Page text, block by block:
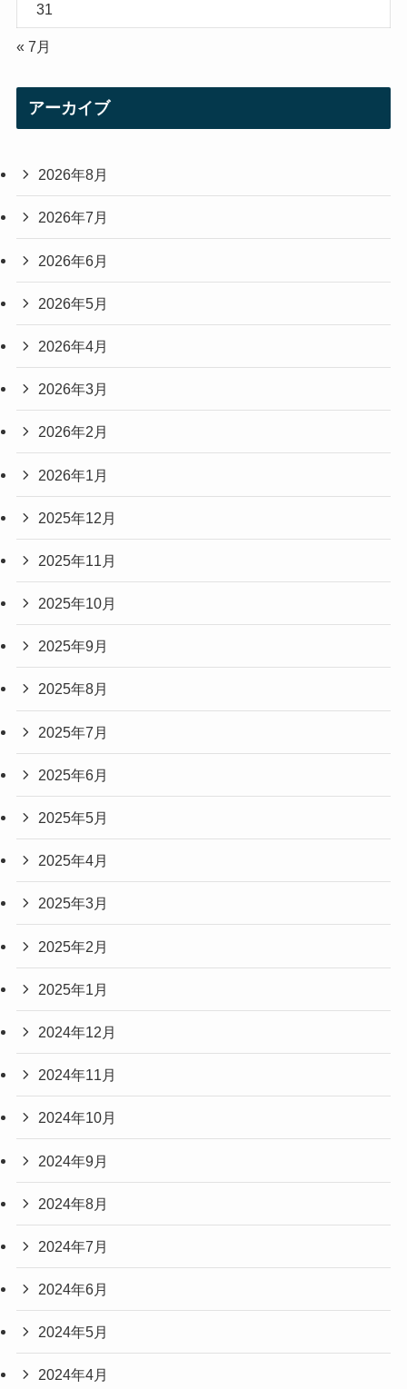
31
« 7月
アーカイブ
2026年8月
2026年7月
2026年6月
2026年5月
2026年4月
2026年3月
2026年2月
2026年1月
2025年12月
2025年11月
2025年10月
2025年9月
2025年8月
2025年7月
2025年6月
2025年5月
2025年4月
2025年3月
2025年2月
2025年1月
2024年12月
2024年11月
2024年10月
2024年9月
2024年8月
2024年7月
2024年6月
2024年5月
2024年4月